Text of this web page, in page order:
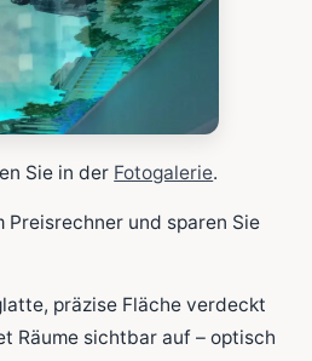
Sie in der Fotogalerie.
und sparen Sie
präzise Fläche verdeckt
Räume sichtbar auf – optisch